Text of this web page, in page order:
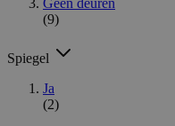
Geen deuren
(9)
Spiegel
Ja
(2)